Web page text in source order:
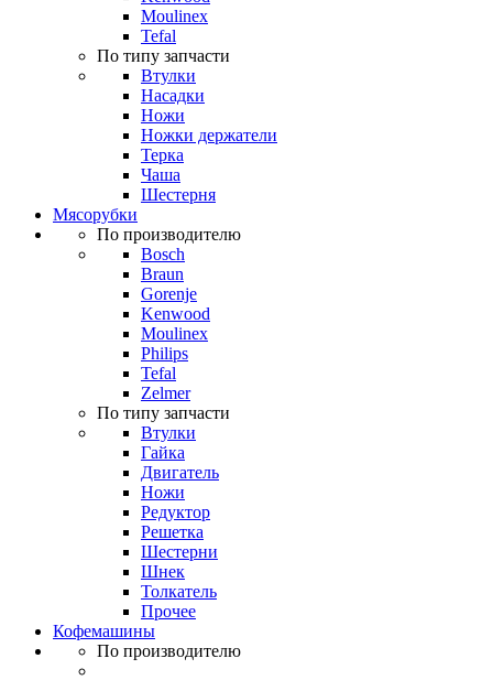
Moulinex
Tefal
По типу запчасти
Втулки
Насадки
Ножи
Ножки держатели
Терка
Чаша
Шестерня
Мясорубки
По производителю
Bosch
Braun
Gorenje
Kenwood
Moulinex
Philips
Tefal
Zelmer
По типу запчасти
Втулки
Гайка
Двигатель
Ножи
Редуктор
Решетка
Шестерни
Шнек
Толкатель
Прочее
Кофемашины
По производителю